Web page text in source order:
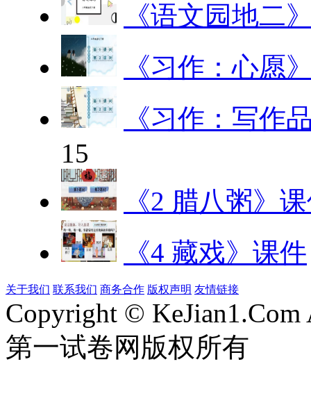
《语文园地二
《习作：心愿
《习作：写作
15
《2 腊八粥》
《4 藏戏》课件
关于我们 联系我们 商务合作 版权声明 友情链接
Copyright © KeJian1.Com
第一试卷网版权所有